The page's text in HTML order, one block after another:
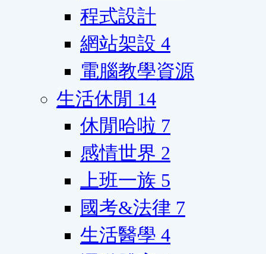
程式設計
網站架設 4
電腦教學資源
生活休閒 14
休閒哈啦 7
感情世界 2
上班一族 5
國考&法律 7
生活醫學 4